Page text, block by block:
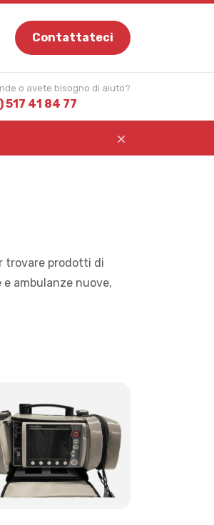
Contattateci
o avete bisogno di aiuto?
517 41 84 77
trovare prodotti di
ambulanze nuove,